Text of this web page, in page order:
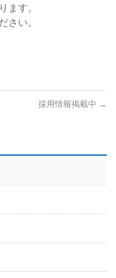
ます。
さい。
採用情報掲載中 →